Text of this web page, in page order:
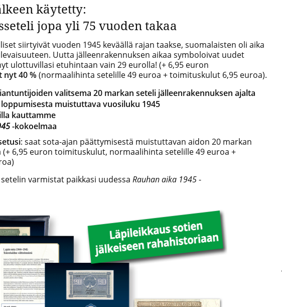
käytetty:
jopa yli 75 vuoden takaa
siirtyivät vuoden 1945 keväällä rajan taakse, suomalaisten oli aika
Uutta jälleenrakennuksen aikaa symboloivat uudet
ulottu­villasi etuhintaan vain 29 eurolla! (+ 6,95 euron
nyt 40 %(normaalihinta setelille 49 euroa + toimituskulut 6,95 euroa).
valitsema 20 markan seteli jälleenrakennuksen ajalta
loppumisesta muistuttava vuosiluku 1945
kauttamme
-kokoelmaa
: saat sota-ajan päättymisestä muistuttavan aidon 20 markan
(+ 6,95 euron toimituskulut, normaalihinta setelille 49 euroa +
varmistat paikkasi uudessa Rauhan aika 1945-